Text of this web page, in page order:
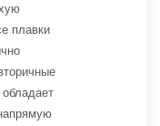
плавки